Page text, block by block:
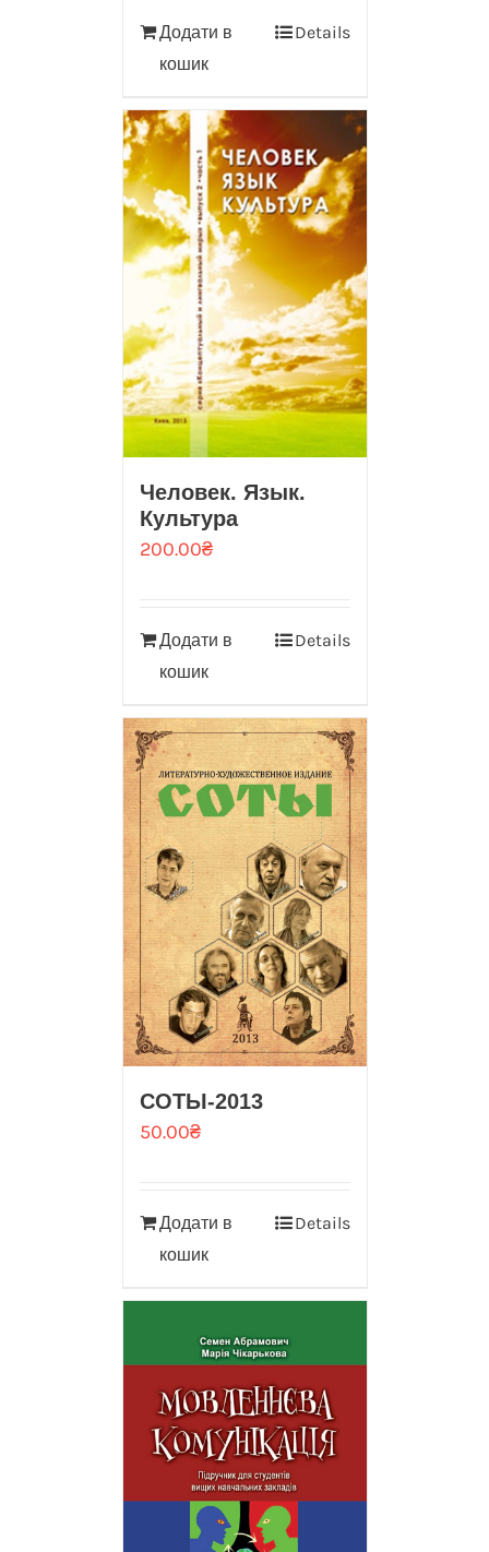
Додати в
кошик
Details
Человек. Язык.
Культура
200.00₴
Додати в
кошик
Details
CОТЫ-2013
50.00₴
Додати в
кошик
Details